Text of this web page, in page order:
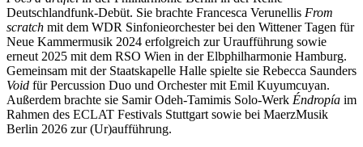
Deutschlandfunk-Debüt. Sie brachte Francesca Verunellis From
scratch mit dem WDR Sinfonieorchester bei den Wittener Tagen für
Neue Kammermusik 2024 erfolgreich zur Uraufführung sowie
erneut 2025 mit dem RSO Wien in der Elbphilharmonie Hamburg.
Gemeinsam mit der Staatskapelle Halle spielte sie Rebecca Saunders
Void für Percussion Duo und Orchester mit Emil Kuyumcuyan.
Außerdem brachte sie Samir Odeh-Tamimis Solo-Werk Éndropía im
Rahmen des ECLAT Festivals Stuttgart sowie bei MaerzMusik
Berlin 2026 zur (Ur)aufführung.